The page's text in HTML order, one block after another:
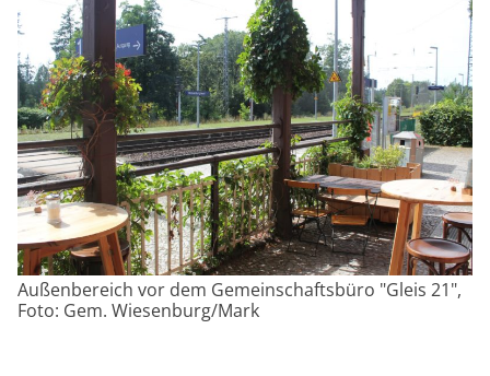
Außenbereich vor dem Gemeinschaftsbüro "Gleis 21",
Foto: Gem. Wiesenburg/Mark